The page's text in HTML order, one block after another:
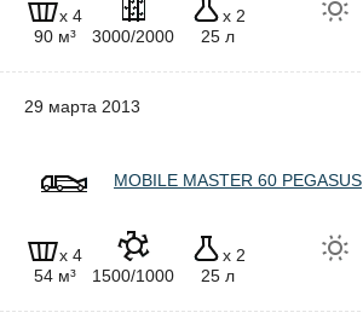
x 4
90 м³
3000/2000
x 2
25 л
29 марта 2013
MOBILE MASTER 60 PEGASUS
x 4
54 м³
1500/1000
x 2
25 л